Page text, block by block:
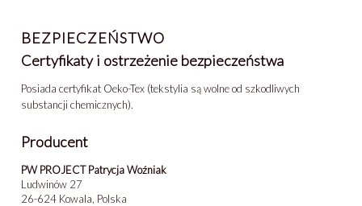
BEZPIECZEŃSTWO
Certyfikaty i ostrzeżenie bezpieczeństwa
Posiada certyfikat Oeko-Tex (tekstylia są wolne od szkodliwych
substancji chemicznych).
Producent
PW PROJECT Patrycja Woźniak
Ludwinów 27
26-624 Kowala, Polska